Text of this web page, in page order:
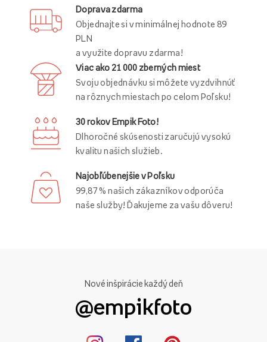
Doprava zdarma
Objednajte si v minimálnej hodnote 89
PLN
a využite dopravu zdarma!
Viac ako 21 000 zberných miest
Svoju objednávku si môžete vyzdvihnúť
na rôznych miestach po celom Poľsku!
30 rokov Empik Foto!
Dlhoročné skúsenosti zaručujú vysokú
kvalitu našich služieb.
Najobľúbenejšie v Poľsku
99,87 % našich zákazníkov odporúča
naše služby! Ďakujeme za vašu dôveru!
Nové inšpirácie každý deň
@empikfoto